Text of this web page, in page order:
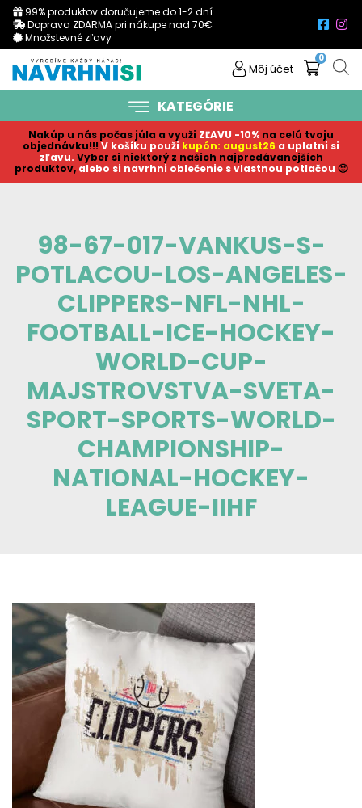
99% produktov doručujeme do 1-2 dní
Doprava ZDARMA pri nákupe nad 70€
Množstevné zľavy
Môj účet
0
KATEGÓRIE
Nakúp u nás počas júla a využi ZĽAVU -10% na celú tvoju
objednávku!!! V košíku použi kupón: august26 a uplatni si
zľavu. Vyber si niektorý z našich najpredávanejších
produktov, alebo si navrhni oblečenie s vlastnou potlačou 🙂
98-67-017-VANKUS-S-
POTLACOU-LOS-ANGELES-
CLIPPERS-NFL-NHL-
FOOTBALL-ICE-HOCKEY-
WORLD-CUP-
MAJSTROVSTVA-SVETA-
SPORT-SPORTS-WORLD-
CHAMPIONSHIP-
NATIONAL-HOCKEY-
LEAGUE-IIHF